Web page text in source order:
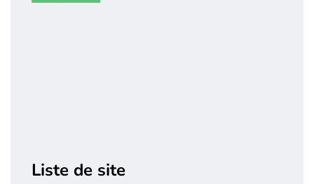
Liste de site